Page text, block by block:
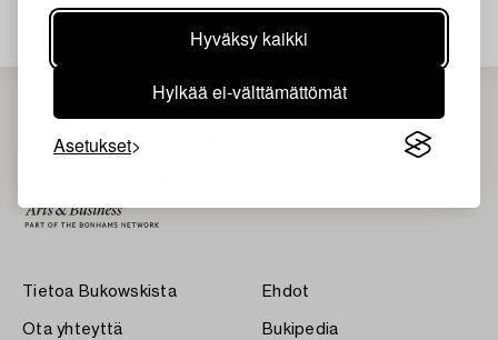
Hyväksy kaikki
Hylkää ei-välttämättömät
Asetukset
Tietoa Bukowskista
Ota yhteyttä
Ehdot
Bukipedia